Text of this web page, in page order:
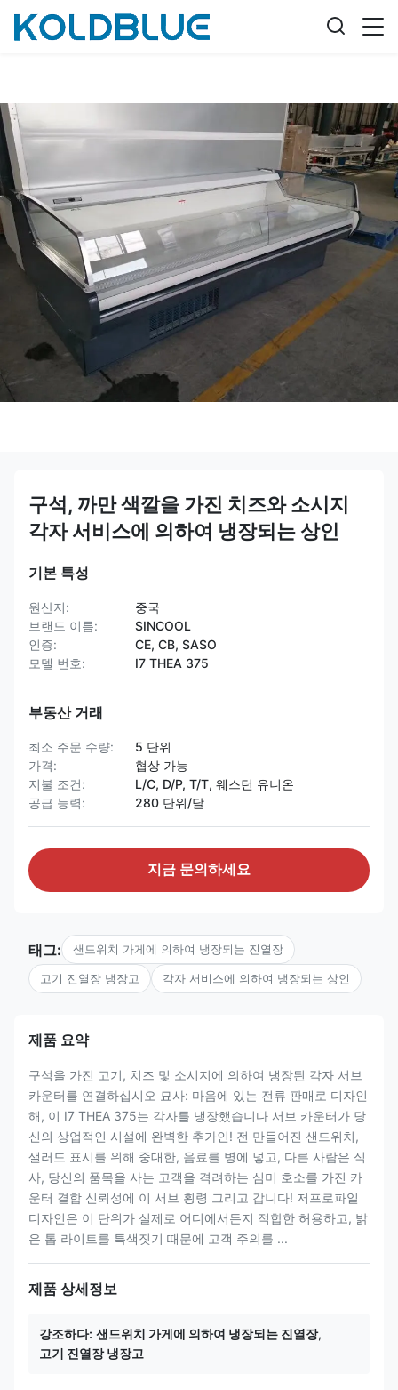
구석, 까만 색깔을 가진 치즈와 소시지
각자 서비스에 의하여 냉장되는 상인
기본 특성
원산지:
중국
브랜드 이름:
SINCOOL
인증:
CE, CB, SASO
모델 번호:
I7 THEA 375
부동산 거래
최소 주문 수량:
5 단위
가격:
협상 가능
지불 조건:
L/C, D/P, T/T, 웨스턴 유니온
공급 능력:
280 단위/달
지금 문의하세요
태그: 샌드위치 가게에 의하여 냉장되는 진열장
고기 진열장 냉장고 각자 서비스에 의하여 냉장되는 상인
제품 요약
구석을 가진 고기, 치즈 및 소시지에 의하여 냉장된 각자 서브
카운터를 연결하십시오 묘사: 마음에 있는 전류 판매로 디자인
해, 이 I7 THEA 375는 각자를 냉장했습니다 서브 카운터가 당
신의 상업적인 시설에 완벽한 추가인! 전 만들어진 샌드위치,
샐러드 표시를 위해 중대한, 음료를 병에 넣고, 다른 사람은 식
사, 당신의 품목을 사는 고객을 격려하는 심미 호소를 가진 카
운터 결합 신뢰성에 이 서브 횡령 그리고 갑니다! 저프로파일
디자인은 이 단위가 실제로 어디에서든지 적합한 허용하고, 밝
은 톱 라이트를 특색짓기 때문에 고객 주의를 ...
제품 상세정보
강조하다: 샌드위치 가게에 의하여 냉장되는 진열장,
고기 진열장 냉장고